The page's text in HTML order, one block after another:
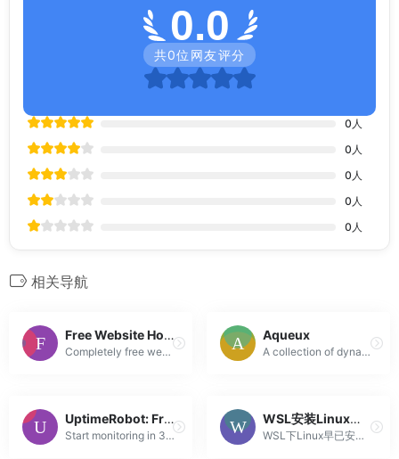
0.0
共0位网友评分
0 人
0 人
0 人
0 人
0 人
相关导航
Free Website Hosting
Completely free website hosting with PHP, MySQL and no ads on your site!
Aqueux
A collection of dynamic wallpapers, for desktop & mobile
UptimeRobot: Free Website Monitoring Service
Start monitoring in 30 seconds. Use advanced SSL, keyword and cron monitoring. Get notified by email, SMS, Slack and more. Get 50 monitors for FREE!
WSL安装Linux报错WslRegisterDistribution failed with error: 0x80370102 – 自如初
WSL下Linux早已安装好了，今天启动发现报错了，需要的配置条件都完成，是什么导致了这样的报错？VMware16、Hyper-v、WSL2、Docker之间出现了兼容性的问题。正是由于彼此的兼容性问题导致了错误的出现。